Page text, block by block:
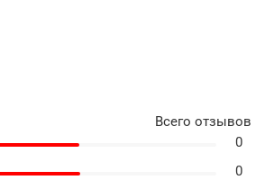
Всего отзывов
0
0